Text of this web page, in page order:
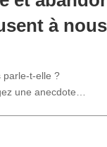
à
parle-t-elle ?
une anecdote…